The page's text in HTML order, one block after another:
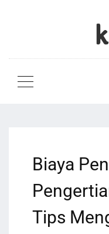
Biaya
Tips